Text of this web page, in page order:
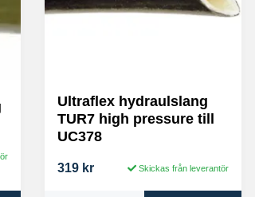
Ultraflex hydraulslang
TUR7 high pressure till
UC378
319 kr Skickas från leverantör